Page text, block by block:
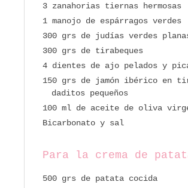
3 zanahorias tiernas hermosas
1 manojo de espárragos verdes
300 grs de judías verdes
300 grs de tirabeques
4 dientes de ajo pelados y
150 grs de jamón ibérico en
daditos pequeños
100 ml de aceite de oliva
Bicarbonato y sal
Para la crema de
500 grs de patata cocida